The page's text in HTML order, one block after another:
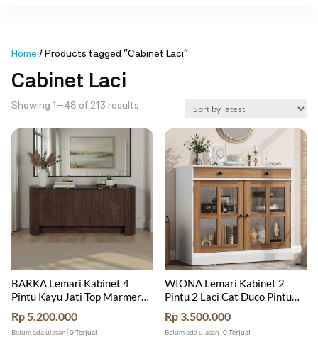
Home / Products tagged “Cabinet Laci”
Cabinet Laci
Showing 1–48 of 213 results
latest
BARKA Lemari Kabinet 4
Pintu Kayu Jati Top Marmer
Hitam
Rp 5.200.000
Belum ada ulasan 0 Terjual
WIONA Lemari Kabinet 2
Pintu 2 Laci Cat Duco Pintu
Jati
Rp 3.500.000
Belum ada ulasan 0 Terjual